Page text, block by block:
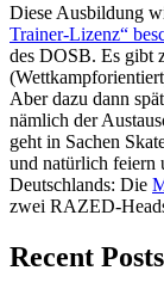
Diese Ausbildung
Trainer-Lizenz“
des DOSB. Es gibt
Aber dazu dann
nämlich der
geht in Sachen
und natürlich feiern
Deutschlands: Die
zwei RAZED-
Recent Posts